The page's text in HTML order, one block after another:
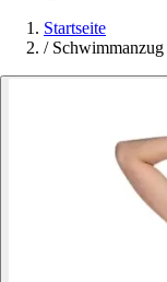
Startseite
/